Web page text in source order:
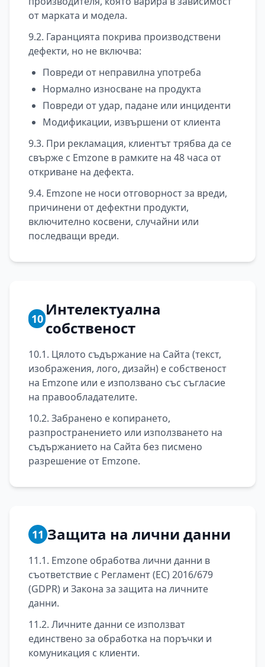
от марката и модела.
9.2. Гаранцията покрива производствени
дефекти, но не включва:
Повреди от неправилна употреба
Нормално износване на продукта
Повреди от удар, падане или инциденти
Модификации, извършени от клиента
9.3. При рекламация, клиентът трябва да се
свърже с Emzone в рамките на 48 часа от
откриване на дефекта.
9.4. Emzone не носи отговорност за вреди,
причинени от дефектни продукти,
включително косвени, случайни или
последващи вреди.
10 Интелектуална
собственост
10.1. Цялото съдържание на Сайта (текст,
изображения, лого, дизайн) е собственост
на Emzone или е използвано със съгласие
на правообладателите.
10.2. Забранено е копирането,
разпространението или използването на
съдържанието на Сайта без писмено
разрешение от Emzone.
11 Защита на лични данни
11.1. Emzone обработва лични данни в
съответствие с Регламент (ЕС) 2016/679
(GDPR) и Закона за защита на личните
данни.
11.2. Личните данни се използват
единствено за обработка на поръчки и
комуникация с клиенти.